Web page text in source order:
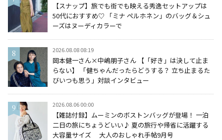
【スナップ】旅でも街でも映える秀逸セットアップは
50代におすすめ♡ 「ミナ ペルホネン」のバッグ＆シュ
ーズはヌーディカラーで
2026.08.08 08:19
岡本健一さん×中嶋朋子さん 【「好き」は決して止ま
らない】 「健ちゃんだったらどうする？ 立ち止まるた
びいつも思う」対談インタビュー
2026.08.06 00:00
【雑誌付録】ムーミンのボストンバッグが登場！ 一泊
二日の旅にちょうどいい♪ 夏の旅行や帰省に活躍する
大容量サイズ 大人のおしゃれ手帖9月号